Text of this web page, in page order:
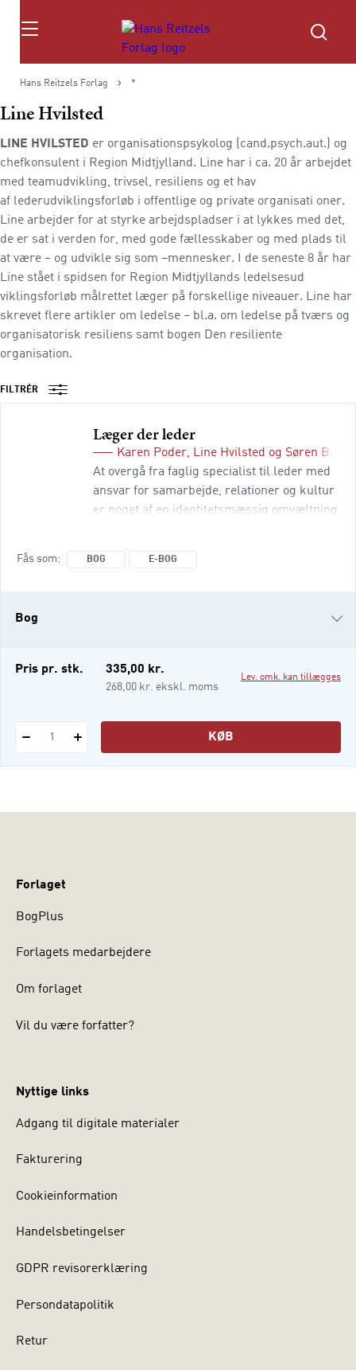
Søg
Hans Reitzels Forlag *
Line Hvilsted
LINE HVILSTED er organisationspsykolog (cand.psych.aut.) og
chefkonsulent i Region Midtjylland. Line har i ca. 20 år arbejdet
med teamudvikling, trivsel, resiliens og et hav
af lederudviklingsforløb i offentlige og private organisati oner.
Line arbejder for at styrke arbejdspladser i at lykkes med det,
de er sat i verden for, med gode fællesskaber og med plads til
at være – og udvikle sig som –mennesker. I de seneste 8 år har
Line stået i spidsen for Region Midtjyllands ledelsesud
viklingsforløb målrettet læger på forskellige niveauer. Line har
skrevet flere artikler om ledelse – bl.a. om ledelse på tværs og
organisatorisk resiliens samt bogen Den resiliente
organisation.
FILTRÉR
Læger der leder
Karen Poder, Line Hvilsted og Søren
At overgå fra faglig specialist til leder med
ansvar for samarbejde, relationer og kultur
er noget af en identitetsmæssig omvæltning
Fås som BOG E-BOG
Bog
e-bog
Pris pr. stk. 335,00 kr.
268,00 kr. ekskl. moms
Lev. omk. kan tillægges
1 KØB
Forlaget
BogPlus
Forlagets medarbejdere
Om forlaget
Vil du være forfatter?
Nyttige links
Adgang til digitale materialer
Fakturering
Cookieinformation
Handelsbetingelser
GDPR revisorerklæring
Persondatapolitik
Retur